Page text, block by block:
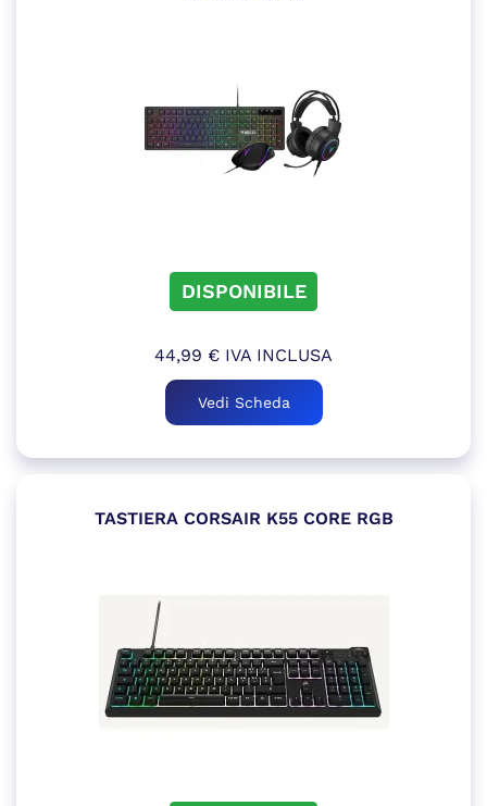
DISPONIBILE
44,99 € IVA INCLUSA
Vedi Scheda
TASTIERA CORSAIR K55 CORE RGB